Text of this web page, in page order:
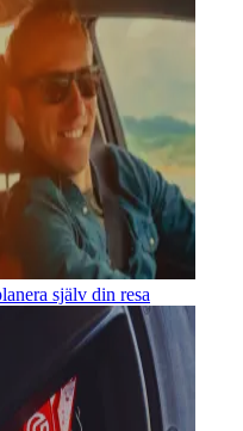
själv din resa